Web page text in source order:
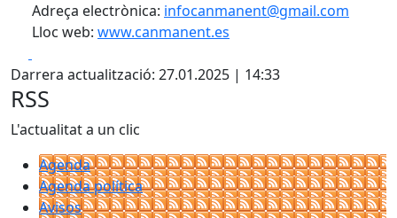
Adreça electrònica: infocanmanent@gmail.com
Lloc web: www.canmanent.es
Darrera actualització: 27.01.2025 | 14:33
RSS
L'actualitat a un clic
Agenda
Agenda política
Avisos